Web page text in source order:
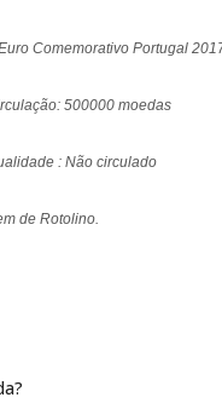
Comemorativo Portugal
500000 moedas
: Não circulado
de Rotolino.